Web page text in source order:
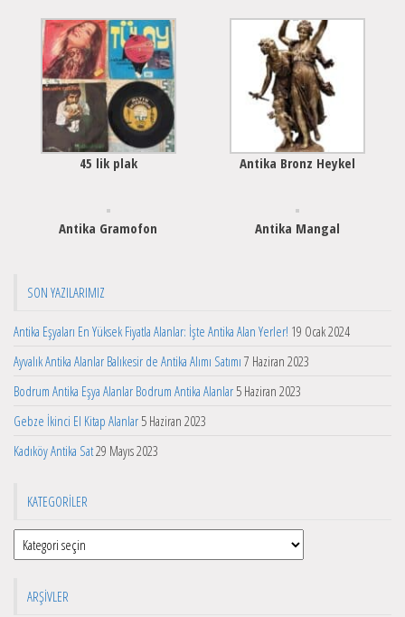
45 lik plak Antika Bronz Heykel
Antika Gramofon Antika Mangal
SON YAZILARIMIZ
Antika Eşyaları En Yüksek Fiyatla Alanlar: İşte Antika Alan Yerler! 19 Ocak 2024
Ayvalık Antika Alanlar Balıkesir de Antika Alımı Satımı 7 Haziran 2023
Bodrum Antika Eşya Alanlar Bodrum Antika Alanlar 5 Haziran 2023
Gebze İkinci El Kitap Alanlar 5 Haziran 2023
Kadıköy Antika Sat29 Mayıs 2023
KATEGORILER
Kategoriler
ARŞIVLER